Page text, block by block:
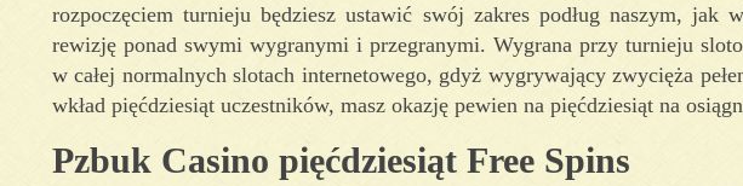
rozpoczęciem turnieju będziesz ustawić swój zakres podług naszym, jak
rewizję ponad swymi wygranymi i przegranymi. Wygrana przy turnieju
w całej normalnych slotach internetowego, gdyż wygrywający zwycięża
wkład pięćdziesiąt uczestników, masz okazję pewien na pięćdziesiąt na
Pzbuk Casino pięćdziesiąt Free Spins